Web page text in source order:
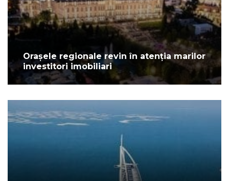
Orașele regionale revin în atenția marilor
investitori imobiliari